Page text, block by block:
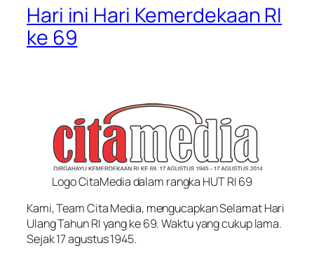
Hari ini Hari Kemerdekaan RI
ke 69
Logo CitaMedia dalam rangka HUT RI 69
Kami, Team Cita Media, mengucapkan Selamat Hari
Ulang Tahun RI yang ke 69. Waktu yang cukup lama.
Sejak 17 agustus 1945.